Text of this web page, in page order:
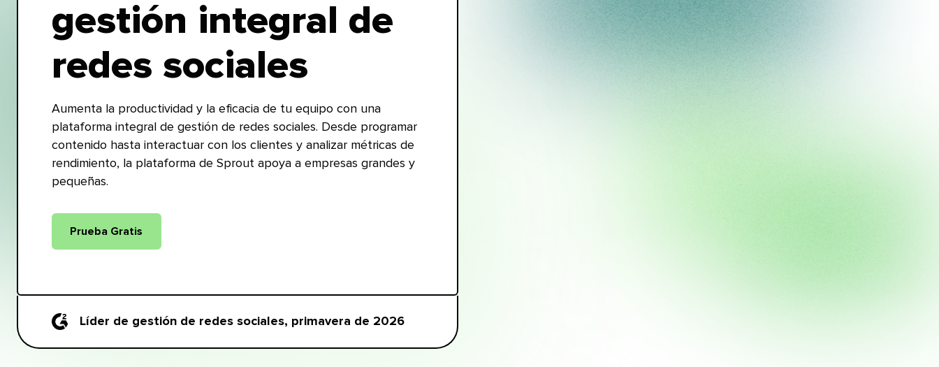
gestión integral de
redes sociales​​
Aumenta la productividad y la eficacia de tu equipo con una
plataforma integral de gestión de redes sociales. Desde programar
contenido hasta interactuar con los clientes y analizar métricas de
rendimiento, la plataforma de Sprout apoya a empresas grandes y
pequeñas.​​
Prueba Gratis​​
Líder de gestión de redes sociales, primavera de 2026​​